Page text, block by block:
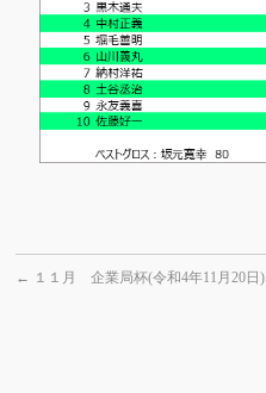
← １１月 企業局杯(令和4年11月20日)